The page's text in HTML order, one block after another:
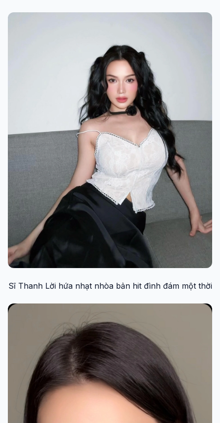
Sĩ Thanh Lời hứa nhạt nhòa bản hit đình đám một thời